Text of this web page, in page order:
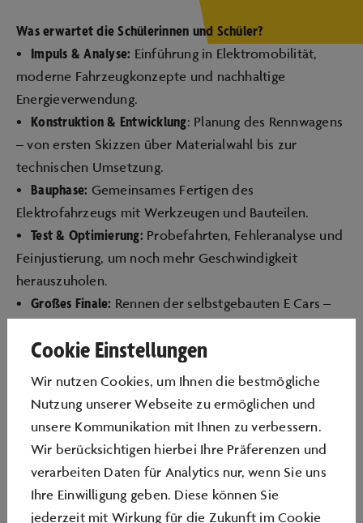
Was erwartet die Schülerinnen und Schüler?
• Impuls & Analyse: Einführung in Elektromobilität,
moderne Fahrzeugkonzepte und nachhaltige
Energieverwendung.
• Konstruktion & Entwicklung: Planung des Rennwagens
– von ersten Skizzen über Materialwahl bis zur
technischen Umsetzung.
• Bauphase: Gemeinsames Fertigen des
Elektrofahrzeugs mit Werkzeugen und Bauteilen.
•Test & Optimierung: Probefahrten, Fehleranalyse und
Feinjustierung, um noch mehr Geschwindigkeit
herauszuholen.
•Großes Finale: Rennen der selbstgebauten E Cars –
•Reflexion:Diskussion über die Bedeutung
kooperativer Innovation und die Herausforderungen
Lernziele:
Technisches Verständnis:Grundlagen von
Elektroantrieben, Energieeffizienz und
Fahrzeugkonstruktion.
Cookie Einstellungen
Wir nutzen Cookies, um Ihnen die bestmögliche
Nutzung unserer Webseite zu ermöglichen und
unsere Kommunikation mit Ihnen zu verbessern.
Wir berücksichtigen hierbei Ihre Präferenzen und
verarbeiten Daten für Analytics nur, wenn Sie uns
Ihre Einwilligung geben. Diese können Sie
jederzeit mit Wirkung für die Zukunft im Cookie